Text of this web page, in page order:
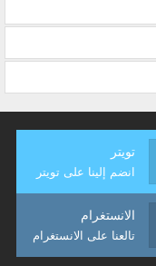
تويتر
انضم إلينا على تويتر
الانستغرام
تالعنا على الانستغرام